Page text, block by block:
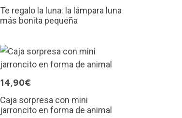
Te regalo la luna: la lámpara luna
más bonita pequeña
14,90€
Caja sorpresa con mini
jarroncito en forma de animal